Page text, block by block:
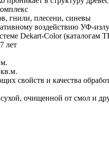
гнили, плесени, синевы
воздействию УФ-
Dekart-Color (каталогам
лет
свойств и качества
очищенной от смол и